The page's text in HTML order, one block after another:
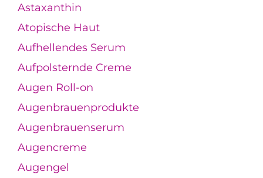
Astaxanthin
Atopische Haut
Aufhellendes Serum
Aufpolsternde Creme
Augen Roll-on
Augenbrauenprodukte
Augenbrauenserum
Augencreme
Augengel